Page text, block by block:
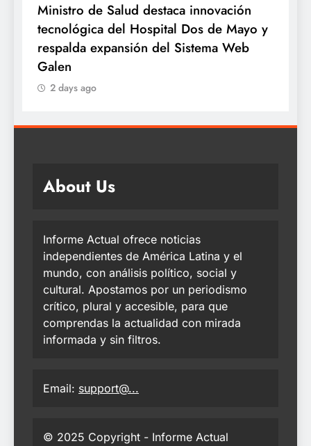
Ministro de Salud destaca innovación
tecnológica del Hospital Dos de Mayo y
respalda expansión del Sistema Web
Galen
2 days ago
About Us
Informe Actual ofrece noticias
independientes de América Latina y el
mundo, con análisis político, social y
cultural. Apostamos por un periodismo
crítico, plural y accesible, para que
comprendas la actualidad con mirada
informada y sin filtros.
Email: support@...
© 2025 Copyright - Informe Actual